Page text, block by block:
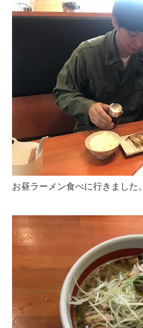
お昼ラーメン食べに行きました。